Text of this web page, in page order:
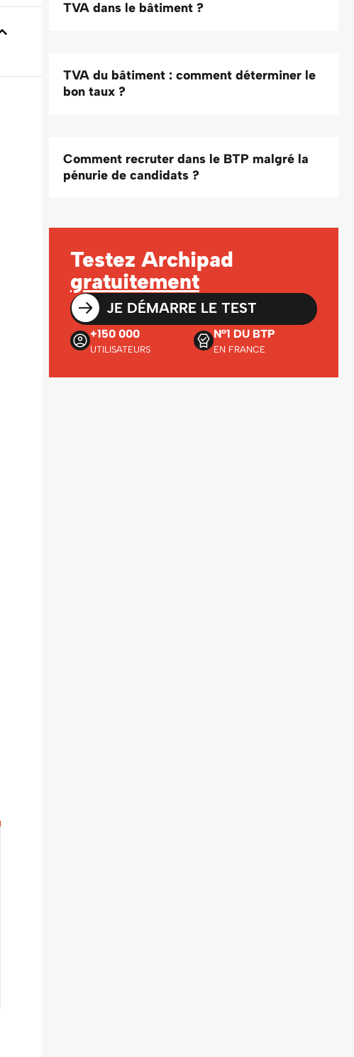
TVA dans le bâtiment ?
TVA du bâtiment : comment déterminer le
bon taux ?
Comment recruter dans le BTP malgré la
pénurie de candidats ?
Testez Archipad
gratuitement
JE DÉMARRE LE TEST
+150 000
UTILISATEURS
N°1 DU BTP
EN FRANCE